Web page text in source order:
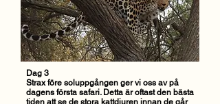
Dag 3
Strax före soluppgången ger vi oss av på
dagens första safari. Detta är oftast den bästa
tiden att se de stora kattdjuren innan de går